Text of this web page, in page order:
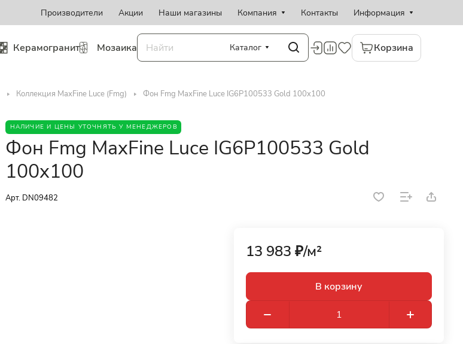
Производители Акции Наши магазины Компания Контакты Информация
Керамогранит Мозаика Каталог Корзина
Коллекция MaxFine Luce (Fmg) Фон Fmg MaxFine Luce IG6P100533 Gold 100x100
НАЛИЧИЕ И ЦЕНЫ УТОЧНЯТЬ У МЕНЕДЖЕРОВ
Фон Fmg MaxFine Luce IG6P100533 Gold
100x100
Арт. DN09482
13 983 ₽/м²
В корзину